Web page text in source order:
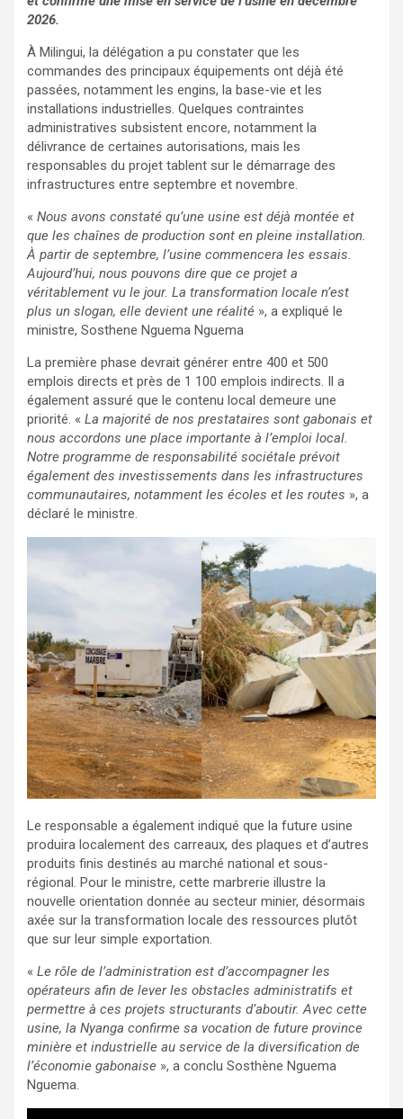
2026.
À Milingui, la délégation a pu constater que les
commandes des principaux équipements ont déjà été
passées, notamment les engins, la base-vie et les
installations industrielles. Quelques contraintes
administratives subsistent encore, notamment la
délivrance de certaines autorisations, mais les
responsables du projet tablent sur le démarrage des
infrastructures entre septembre et novembre.
« Nous avons constaté qu’une usine est déjà montée et
que les chaînes de production sont en pleine installation.
À partir de septembre, l’usine commencera les essais.
Aujourd’hui, nous pouvons dire que ce projet a
véritablement vu le jour. La transformation locale n’est
plus un slogan, elle devient une réalité », a expliqué le
ministre, Sosthene Nguema Nguema
La première phase devrait générer entre 400 et 500
emplois directs et près de 1 100 emplois indirects. Il a
également assuré que le contenu local demeure une
priorité. « La majorité de nos prestataires sont gabonais et
nous accordons une place importante à l’emploi local.
Notre programme de responsabilité sociétale prévoit
également des investissements dans les infrastructures
communautaires, notamment les écoles et les routes », a
déclaré le ministre.
Le responsable a également indiqué que la future usine
produira localement des carreaux, des plaques et d’autres
produits finis destinés au marché national et sous-
régional. Pour le ministre, cette marbrerie illustre la
nouvelle orientation donnée au secteur minier, désormais
axée sur la transformation locale des ressources plutôt
que sur leur simple exportation.
« Le rôle de l’administration est d’accompagner les
opérateurs afin de lever les obstacles administratifs et
permettre à ces projets structurants d’aboutir. Avec cette
usine, la Nyanga confirme sa vocation de future province
minière et industrielle au service de la diversification de
l’économie gabonaise », a conclu Sosthène Nguema
Nguema.